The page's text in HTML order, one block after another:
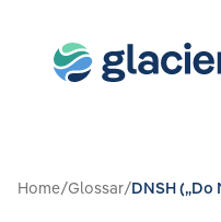
Home/Glossar/DNSH